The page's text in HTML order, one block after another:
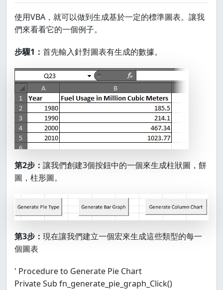
使用VBA，就可以做到生成基於一定的標準圖表。讓我
們來看看它的一個例子。
步驟1： 首先輸入針對圖表有生成的數據。
第2步： 讓我們創建3個按鈕中的一個來生成柱狀圖，餅
圖，柱形圖。
第3步： 現在讓我們建立一個宏來生成這些類型的每一
個圖表
' Procedure to Generate Pie Chart
Private Sub fn_generate_pie_graph_Click()